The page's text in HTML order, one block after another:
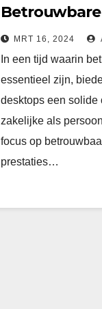
Werk en
MRT 16, 2024
In een tijd waarin
essentieel zijn,
desktops een solide
zakelijke als
focus op
prestaties…